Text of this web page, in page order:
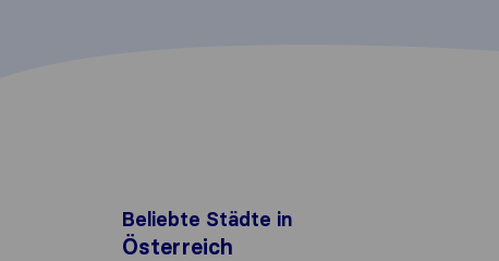
Beliebte Städte in
Österreich